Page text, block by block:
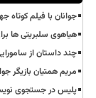
جوانان با فیلم کوتاه
هیاهوی سلبریتی ها
چند داستان از
مریم همتیان بازیگر
پلیس در جستجوی